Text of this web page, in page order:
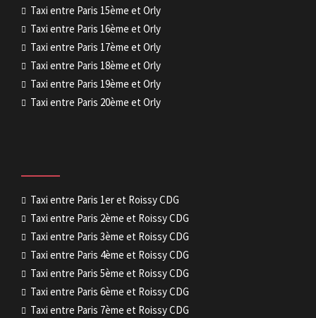
Taxi entre Paris 15ème et Orly
Taxi entre Paris 16ème et Orly
Taxi entre Paris 17ème et Orly
Taxi entre Paris 18ème et Orly
Taxi entre Paris 19ème et Orly
Taxi entre Paris 20ème et Orly
Taxi entre Paris 1er et Roissy CDG
Taxi entre Paris 2ème et Roissy CDG
Taxi entre Paris 3ème et Roissy CDG
Taxi entre Paris 4ème et Roissy CDG
Taxi entre Paris 5ème et Roissy CDG
Taxi entre Paris 6ème et Roissy CDG
Taxi entre Paris 7ème et Roissy CDG